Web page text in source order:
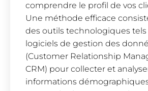
comprendre le profil de vos
Une méthode efficace
des outils technologiques tels
logiciels de gestion des
(Customer Relationship
CRM) pour collecter et
informations